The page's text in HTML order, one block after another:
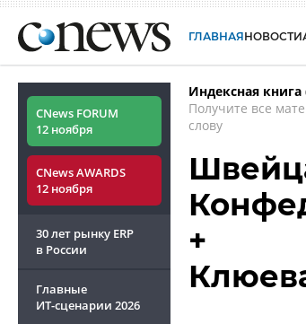
ГЛАВНАЯНОВОСТИ
CNews FORUM
12 ноября
CNews AWARDS
12 ноября
30 лет рынку ERP
в России
Главные
ИТ-сценарии 2026
Индексная книга
Получите все
слову
+